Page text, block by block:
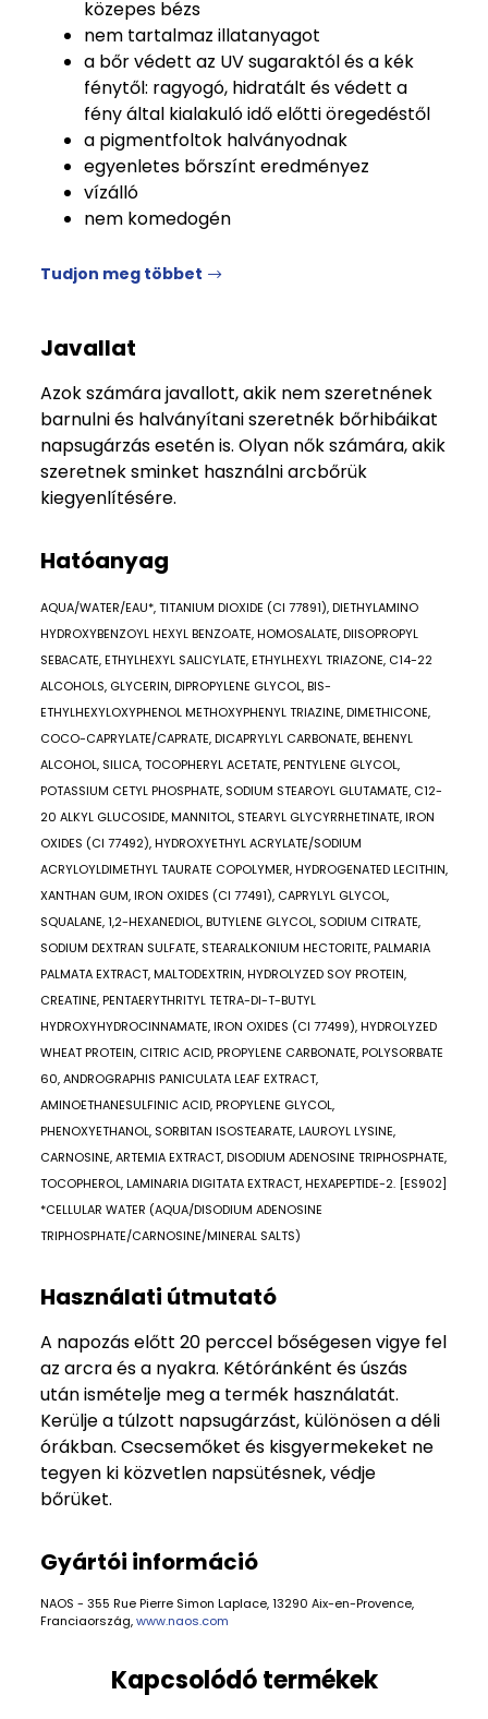
közepes bézs
nem tartalmaz illatanyagot
a bőr védett az UV sugaraktól és a kék
fénytől: ragyogó, hidratált és védett a
fény által kialakuló idő előtti öregedéstől
a pigmentfoltok halványodnak
egyenletes bőrszínt eredményez
vízálló
nem komedogén
Tudjon meg többet
Javallat
Azok számára javallott, akik nem szeretnének
barnulni és halványítani szeretnék bőrhibáikat
napsugárzás esetén is. Olyan nők számára, akik
szeretnek sminket használni arcbőrük
kiegyenlítésére.
Hatóanyag
AQUA/WATER/EAU*, TITANIUM DIOXIDE (CI 77891), DIETHYLAMINO
HYDROXYBENZOYL HEXYL BENZOATE, HOMOSALATE, DIISOPROPYL
SEBACATE, ETHYLHEXYL SALICYLATE, ETHYLHEXYL TRIAZONE, C14-22
ALCOHOLS, GLYCERIN, DIPROPYLENE GLYCOL, BIS-
ETHYLHEXYLOXYPHENOL METHOXYPHENYL TRIAZINE, DIMETHICONE,
COCO-CAPRYLATE/CAPRATE, DICAPRYLYL CARBONATE, BEHENYL
ALCOHOL, SILICA, TOCOPHERYL ACETATE, PENTYLENE GLYCOL,
POTASSIUM CETYL PHOSPHATE, SODIUM STEAROYL GLUTAMATE, C12-
20 ALKYL GLUCOSIDE, MANNITOL, STEARYL GLYCYRRHETINATE, IRON
OXIDES (CI 77492), HYDROXYETHYL ACRYLATE/SODIUM
ACRYLOYLDIMETHYL TAURATE COPOLYMER, HYDROGENATED LECITHIN,
XANTHAN GUM, IRON OXIDES (CI 77491), CAPRYLYL GLYCOL,
SQUALANE, 1,2-HEXANEDIOL, BUTYLENE GLYCOL, SODIUM CITRATE,
SODIUM DEXTRAN SULFATE, STEARALKONIUM HECTORITE, PALMARIA
PALMATA EXTRACT, MALTODEXTRIN, HYDROLYZED SOY PROTEIN,
CREATINE, PENTAERYTHRITYL TETRA-DI-T-BUTYL
HYDROXYHYDROCINNAMATE, IRON OXIDES (CI 77499), HYDROLYZED
WHEAT PROTEIN, CITRIC ACID, PROPYLENE CARBONATE, POLYSORBATE
60, ANDROGRAPHIS PANICULATA LEAF EXTRACT,
AMINOETHANESULFINIC ACID, PROPYLENE GLYCOL,
PHENOXYETHANOL, SORBITAN ISOSTEARATE, LAUROYL LYSINE,
CARNOSINE, ARTEMIA EXTRACT, DISODIUM ADENOSINE TRIPHOSPHATE,
TOCOPHEROL, LAMINARIA DIGITATA EXTRACT, HEXAPEPTIDE-2. [ES902]
*CELLULAR WATER (AQUA/DISODIUM ADENOSINE
TRIPHOSPHATE/CARNOSINE/MINERAL SALTS)
Használati útmutató
A napozás előtt 20 perccel bőségesen vigye fel
az arcra és a nyakra. Kétóránként és úszás
után ismételje meg a termék használatát.
Kerülje a túlzott napsugárzást, különösen a déli
órákban. Csecsemőket és kisgyermekeket ne
tegyen ki közvetlen napsütésnek, védje
bőrüket.
Gyártói információ
NAOS - 355 Rue Pierre Simon Laplace, 13290 Aix-en-Provence,
Franciaország,www.naos.com
Kapcsolódó termékek